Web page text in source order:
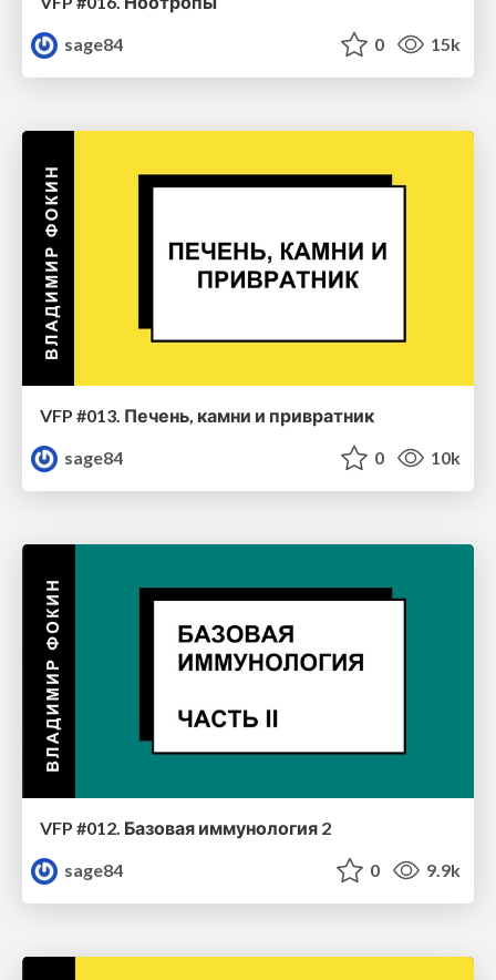
sage84
0 15k
VFP #013. Печень, камни и привратник
sage84
0 10k
VFP #012. Базовая иммунология 2
sage84
0 9.9k